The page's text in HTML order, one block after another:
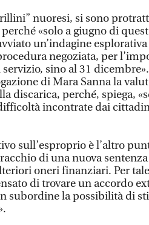
nuoresi, si sono
«solo a giugno di
un’indagine
negoziata, per
sino al 31
di Mara Sanna la
discarica, perché, spiega,
incontrate dai
sull’esproprio è l’altro
di una nuova
oneri finanziari. Per
di trovare un accordo
subordine la possibilità di